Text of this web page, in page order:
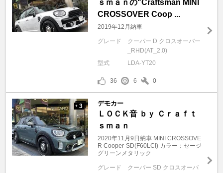
ｓｍａｎの"Craftsman MINI
CROSSOVER Coop ...
2019年12月納車
グレード
クーパー D クロスオーバー
_RHD(AT_2.0)
型式
LDA-YT20
36 6 0
+ 3 デモカー
ＬＯＣＫ音 ｂｙ Ｃｒａｆｔ
ｓｍａｎ
2020年11月9日納車 MINI CROSSOVE
R Cooper-SD(F60LCI) カラー：セージ
グリーンメタリック
グレード
クーパー SD クロスオーバ